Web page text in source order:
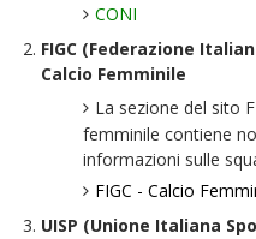
CONI
FIGC (Federazione
Calcio Femminile
La sezione del sito
femminile contiene
informazioni sulle
FIGC - Calcio
UISP (Unione Italiana